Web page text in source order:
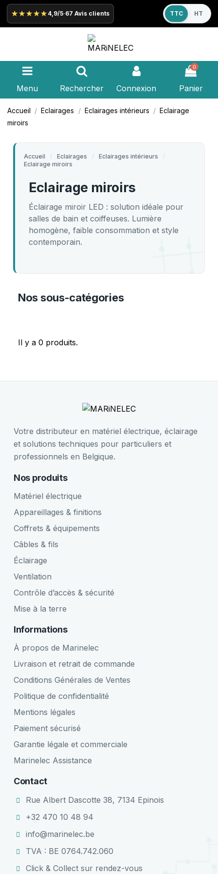
★★★★★ 4,9/5·67 Avis clients TTC HT
Menu Rechercher Connexion
0
Panier
Accueil Eclairages Eclairages intérieurs
Eclairage
miroirs
Accueil Eclairages
Eclairages intérieurs
Eclairage miroirs
Eclairage miroirs
Éclairage miroir LED : solution idéale pour
salles de bain et coiffeuses. Lumière
homogène, faible consommation et style
contemporain.
Nos sous-catégories
Il y a 0 produits.
Votre distributeur en matériel électrique, éclairage
et solutions techniques pour particuliers et
professionnels en Belgique.
Nos produits
Matériel électrique
Appareillages & finitions
Coffrets & équipements
Câbles & fils
Éclairage
Ventilation
Contrôle d’accès & sécurité
Mise à la terre
Informations
À propos de Marinelec
Livraison et retrait de commande
Conditions Générales de Ventes
Politique de confidentialité
Mentions légales
Paiement sécurisé
Garantie légale et commerciale
Marinelec Assistance
Contact
Rue Albert Dascotte 38, 7134 Epinois
+32 470 10 48 94
info@marinelec.be
TVA : BE 0764.742.060
Click & Collect sur rendez-vous